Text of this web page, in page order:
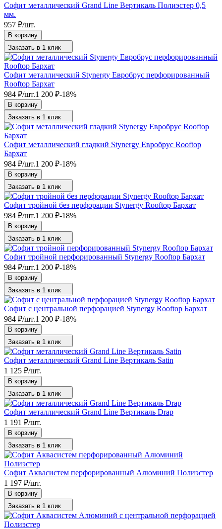
Софит металлический Grand Line Вертикаль Полиэстер 0,5
мм.
957 ₽/шт.
В корзину
Заказать в 1 клик
Софит металлический Stynergy Евробрус перфорированный
Rooftop Бархат
984 ₽/шт.1 200 ₽-18%
В корзину
Заказать в 1 клик
Софит металлический гладкий Stynergy Евробрус Rooftop
Бархат
984 ₽/шт.1 200 ₽-18%
В корзину
Заказать в 1 клик
Софит тройной без перфорации Stynergy Rooftop Бархат
984 ₽/шт.1 200 ₽-18%
В корзину
Заказать в 1 клик
Софит тройной перфорированный Stynergy Rooftop Бархат
984 ₽/шт.1 200 ₽-18%
В корзину
Заказать в 1 клик
Софит с центральной перфорацией Stynergy Rooftop Бархат
984 ₽/шт.1 200 ₽-18%
В корзину
Заказать в 1 клик
Софит металлический Grand Line Вертикаль Satin
1 125 ₽/шт.
В корзину
Заказать в 1 клик
Софит металлический Grand Line Вертикаль Drap
1 191 ₽/шт.
В корзину
Заказать в 1 клик
Софит Аквасистем перфорированный Алюминий Полиэстер
1 197 ₽/шт.
В корзину
Заказать в 1 клик